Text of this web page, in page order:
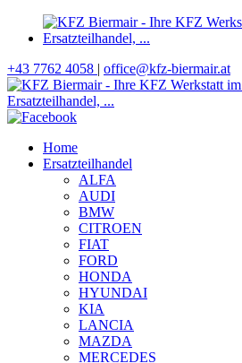
+43 7762 4058 | office@kfz-biermair.at
Home
Ersatzteilhandel
ALFA
AUDI
BMW
CITROEN
FIAT
FORD
HONDA
HYUNDAI
KIA
LANCIA
MAZDA
MERCEDES